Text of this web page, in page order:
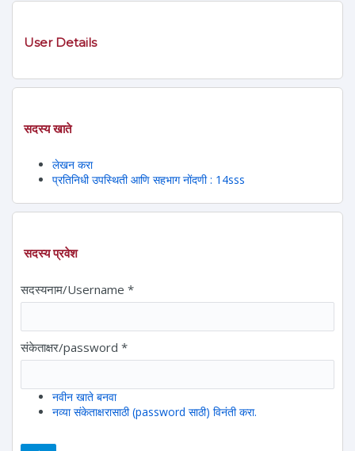
User Details
सदस्य खाते
लेखन करा
प्रतिनिधी उपस्थिती आणि सहभाग नोंदणी : 14sss
सदस्य प्रवेश
सदस्यनाम/Username *
संकेताक्षर/password *
नवीन खाते बनवा
नव्या संकेताक्षरासाठी (password साठी) विनंती करा.